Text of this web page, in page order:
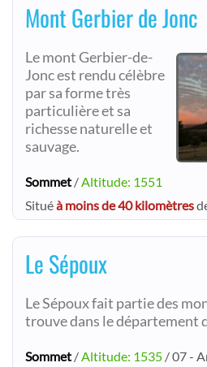
Mont Gerbier de Jonc
Le mont Gerbier-de-
Jonc est rendu célèbre
par sa forme très
particulière et sa
richesse naturelle et
sauvage.
Sommet /Altitude: 1551
Situéà moins de 40 kilomètres
Le Sépoux
Le Sépoux fait partie des
trouve dans le département
Sommet /Altitude: 1535 / 07 -